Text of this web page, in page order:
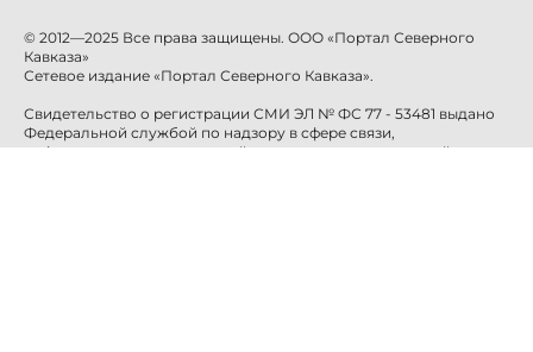
© 2012—2025 Все права защищены. ООО «Портал Северного
Кавказа»
Сетевое издание «Портал Северного Кавказа».
Свидетельство о регистрации СМИ ЭЛ № ФС 77 - 53481 выдано
Федеральной службой по надзору в сфере связи,
информационных технологий и массовых коммуникаций